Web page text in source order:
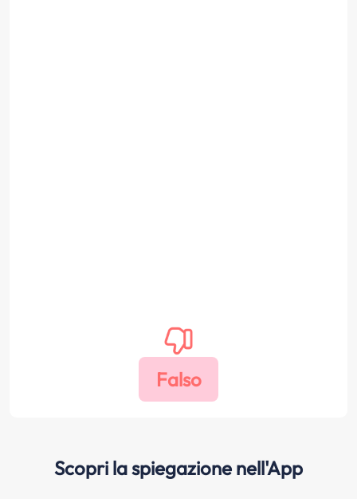
Scopri la spiegazione nell'App